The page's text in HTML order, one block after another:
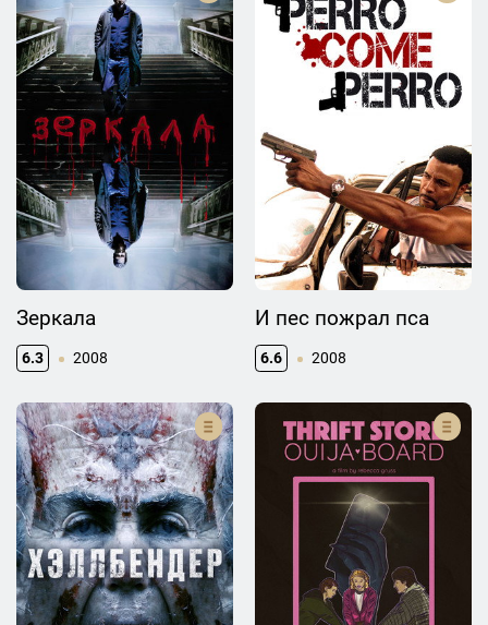
Зеркала
6.3 2008
И пес пожрал пса
6.6 2008